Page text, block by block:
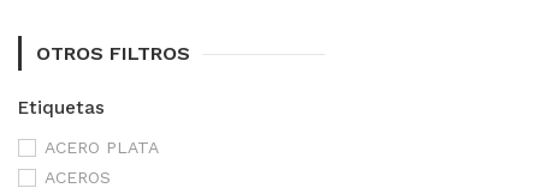
OTROS FILTROS
Etiquetas
ACERO PLATA
ACEROS